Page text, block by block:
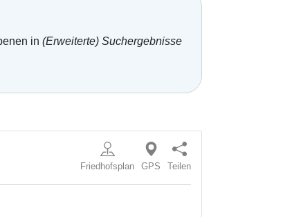
in (Erweiterte) Suchergebnisse
Friedhofsplan GPS Teilen